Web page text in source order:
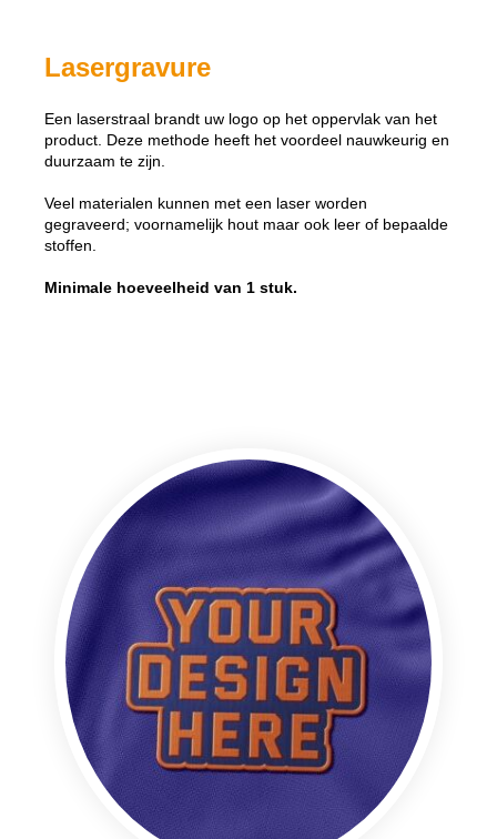
Lasergravure
Een laserstraal brandt uw logo op het oppervlak van het
product. Deze methode heeft het voordeel nauwkeurig en
duurzaam te zijn.
Veel materialen kunnen met een laser worden
gegraveerd; voornamelijk hout maar ook leer of bepaalde
stoffen.
Minimale hoeveelheid van 1 stuk.